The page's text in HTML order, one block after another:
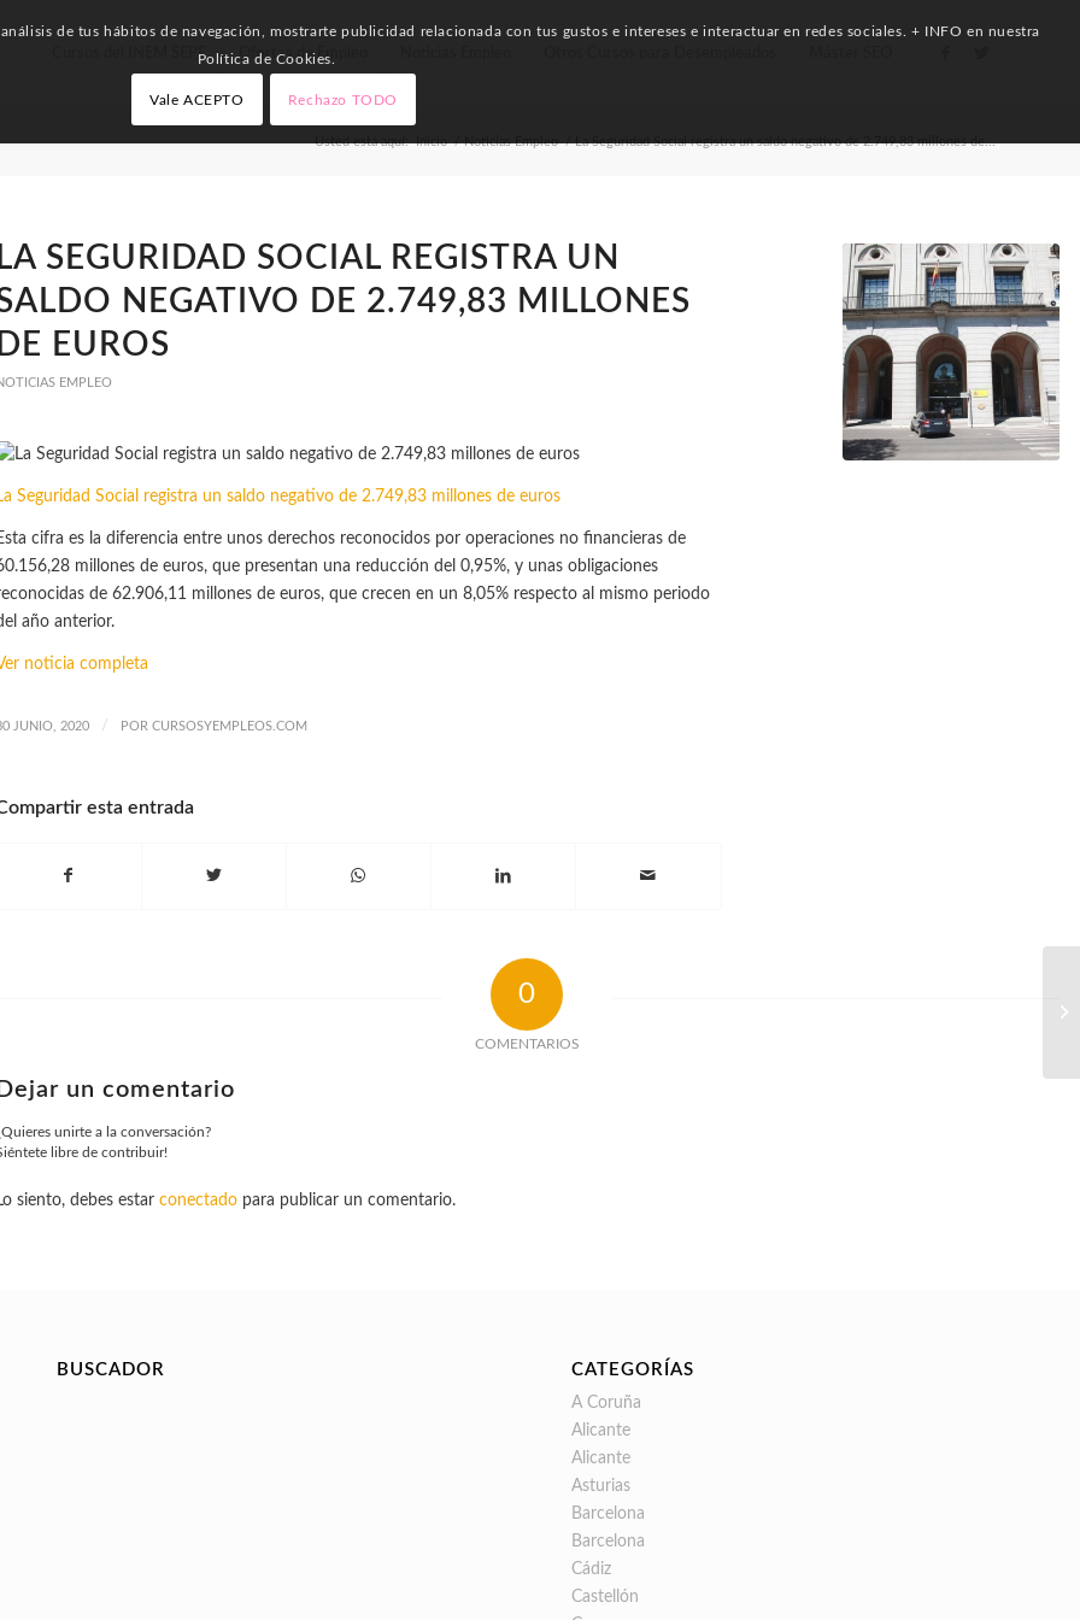
Cursos del INEM SEPE Ofertas de Empleo
Usted está aquí: Inicio / Noticias Empleo / La Seguridad Social registra un saldo negativo de 2.749,83 millones de...
LA SEGURIDAD SOCIAL REGISTRA UN
NEGATIVO DE 2.749,83 MILLONES
DE EUROS
EMPLEO
Seguridad Social registra un saldo negativo de 2.749,83 millones de euros
cifra es la diferencia entre unos derechos reconocidos por operaciones no financieras de
millones de euros, que presentan una reducción del 0,95%, y unas obligaciones
de 62.906,11 millones de euros, que crecen en un 8,05% respecto al mismo periodo
año anterior.
noticia completa
JUNIO, 2020 / POR CURSOSYEMPLEOS.COM
esta entrada
0
COMENTARIOS
Dejar un comentario
unirte a la conversación?
libre de contribuir!
siento, debes estar conectadopara publicar un comentario.
BUSCADOR CATEGORÍAS
A Coruña
Alicante
Alicante
Asturias
Barcelona
Barcelona
Cádiz
Castellón
de tus hábitos de navegación, mostrarte publicidad relacionada con tus gustos e intereses e interactuar en redes sociales. + INFO en nuestra
Política de Cookies.
Vale ACEPTO Rechazo TODO